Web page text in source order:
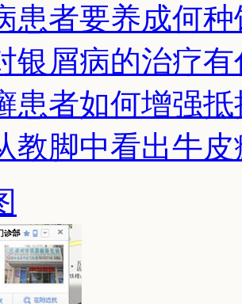
患者要养成何
银屑病的治疗
患者如何增强抵
教脚中看出牛皮